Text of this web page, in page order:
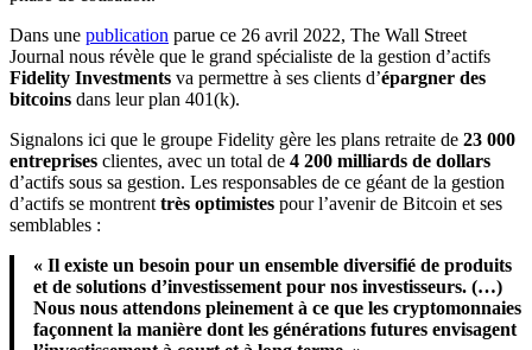
Dans une publication parue ce 26 avril 2022, The Wall Street
Journal nous révèle que le grand spécialiste de la gestion d’actifs
Fidelity Investments va permettre à ses clients d’épargner des
bitcoins dans leur plan 401(k).
Signalons ici que le groupe Fidelity gère les plans retraite de 23 000
entreprises clientes, avec un total de 4 200 milliards de dollars
d’actifs sous sa gestion. Les responsables de ce géant de la gestion
d’actifs se montrent très optimistes pour l’avenir de Bitcoin et ses
semblables :
« Il existe un besoin pour un ensemble diversifié de produits
et de solutions d’investissement pour nos investisseurs. (…)
Nous nous attendons pleinement à ce que les cryptomonnaies
façonnent la manière dont les générations futures envisagent